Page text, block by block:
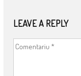
LEAVE A REPLY